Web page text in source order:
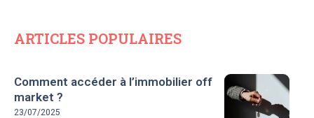
ARTICLES POPULAIRES
Comment accéder à l’immobilier off
market ?
23/07/2025